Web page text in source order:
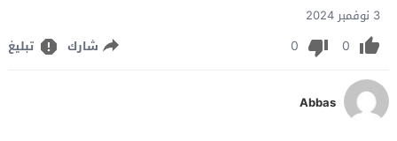
3 نوفمبر 2024
0
0 شارك تبليغ
Abbas